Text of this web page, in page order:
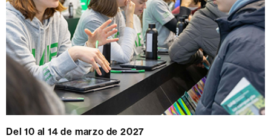
Del 10 al 14 de marzo de 2027